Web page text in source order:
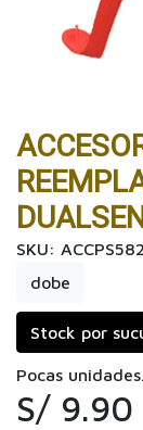
SKU:
dobe
Stock por
Pocas unidades.
S/ 9.90